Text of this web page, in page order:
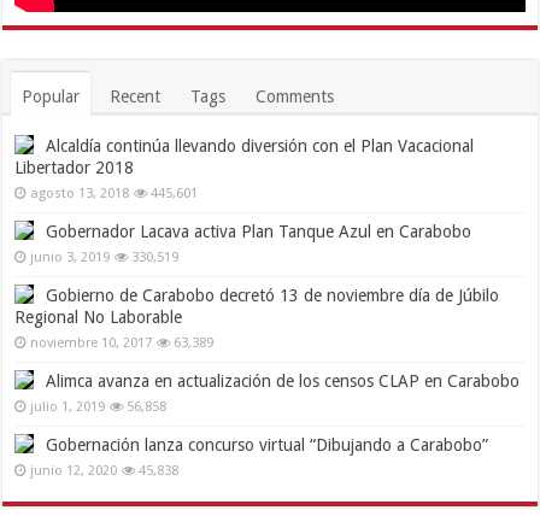
Popular Recent Tags Comments
Alcaldía continúa llevando diversión con el Plan Vacacional
Libertador 2018
agosto 13, 2018 445,601
Gobernador Lacava activa Plan Tanque Azul en Carabobo
junio 3, 2019 330,519
Gobierno de Carabobo decretó 13 de noviembre día de Júbilo
Regional No Laborable
noviembre 10, 2017 63,389
Alimca avanza en actualización de los censos CLAP en Carabobo
julio 1, 2019 56,858
Gobernación lanza concurso virtual “Dibujando a Carabobo”
junio 12, 2020 45,838